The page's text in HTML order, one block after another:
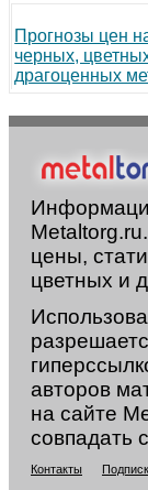
Прогнозы цен
черных,
драгоценных
цены,
цветных и
авторов
на сайте
совпадать
Контакты